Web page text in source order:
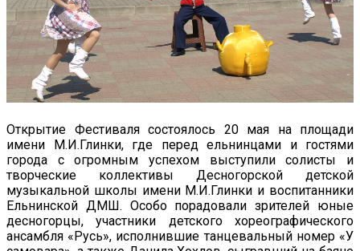
Открытие Фестиваля состоялось 20 мая на площади
имени М.И.Глинки, где перед ельнинцами и гостями
города с огромным успехом выступили солисты и
творческие коллективы Десногорской детской
музыкальной школы имени М.И.Глинки и воспитанники
Ельнинской ДМШ. Особо порадовали зрителей юные
десногорцы, участники детского хореографического
ансамбля «Русь», исполнившие танцевальный номер «У